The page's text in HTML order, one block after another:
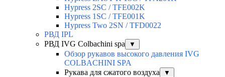
Hypress 2SC / TFE002K
Hypress 1SC / TFE001K
Hypress Two 2SN / TFD0022
РВД IPL
РВД IVG Colbachini spa
▼
Обзор рукавов высокого давления IVG
COLBACHINI SPA
Рукава для сжатого воздуха
▼